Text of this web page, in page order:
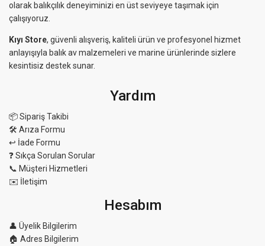
olarak balıkçılık deneyiminizi en üst seviyeye taşımak için
çalışıyoruz.
Kıyı Store, güvenli alışveriş, kaliteli ürün ve profesyonel hizmet
anlayışıyla balık av malzemeleri ve marine ürünlerinde sizlere
kesintisiz destek sunar.
Yardım
📦 Sipariş Takibi
🛠 Arıza Formu
↩️ İade Formu
❓ Sıkça Sorulan Sorular
📞 Müşteri Hizmetleri
✉️ İletişim
Hesabım
👤 Üyelik Bilgilerim
🏠 Adres Bilgilerim